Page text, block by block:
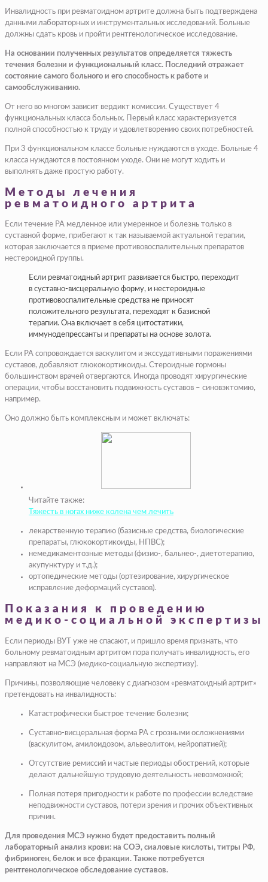
Инвалидность при ревматоидном артрите должна быть подтверждена
данными лабораторных и инструментальных исследований. Больные
должны сдать кровь и пройти рентгенологическое исследование.
На основании полученных результатов определяется тяжесть
течения болезни и функциональный класс. Последний отражает
состояние самого больного и его способность к работе и
самообслуживанию.
От него во многом зависит вердикт комиссии. Существует 4
функциональных класса больных. Первый класс характеризуется
полной способностью к труду и удовлетворению своих потребностей.
При 3 функциональном классе больные нуждаются в уходе. Больные 4
класса нуждаются в постоянном уходе. Они не могут ходить и
выполнять даже простую работу.
Методы лечения
ревматоидного артрита
Если течение РА медленное или умеренное и болезнь только в
суставной форме, прибегают к так называемой актуальной терапии,
которая заключается в приеме противовоспалительных препаратов
нестероидной группы.
Если ревматоидный артрит развивается быстро, переходит
в суставно-висцеральную форму, и нестероидные
противовоспалительные средства не приносят
положительного результата, переходят к базисной
терапии. Она включает в себя цитостатики,
иммунодепрессанты и препараты на основе золота.
Если РА сопровождается васкулитом и экссудативными поражениями
суставов, добавляют глюкокортикоиды. Стероидные гормоны
большинством врачей отвергаются. Иногда проводят хирургические
операции, чтобы восстановить подвижность суставов – синовэктомию,
например.
Оно должно быть комплексным и может включать:
Читайте также:
Тяжесть в ногах ниже колена чем лечить
лекарственную терапию (базисные средства, биологические
препараты, глюкокортикоиды, НПВС);
немедикаментозные методы (физио-, бальнео-, диетотерапию,
акупунктуру и т.д.);
ортопедические методы (ортезирование, хирургическое
исправление деформаций суставов).
Показания к проведению
медико-социальной экспертизы
Если периоды ВУТ уже не спасают, и пришло время признать, что
больному ревматоидным артритом пора получать инвалидность, его
направляют на МСЭ (медико-социальную экспертизу).
Причины, позволяющие человеку с диагнозом «ревматоидный артрит»
претендовать на инвалидность:
Катастрофически быстрое течение болезни;
Суставно-висцеральная форма РА с грозными осложнениями
(васкулитом, амилоидозом, альвеолитом, нейропатией);
Отсутствие ремиссий и частые периоды обострений, которые
делают дальнейшую трудовую деятельность невозможной;
Полная потеря пригодности к работе по профессии вследствие
неподвижности суставов, потери зрения и прочих объективных
причин.
Для проведения МСЭ нужно будет предоставить полный
лабораторный анализ крови: на СОЭ, сиаловые кислоты, титры РФ,
фибриноген, белок и все фракции. Также потребуется
рентгенологическое обследование суставов.